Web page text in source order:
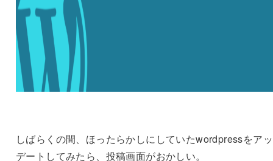
しばらくの間、ほったらかしにしていたwordpressをア
デートしてみたら、投稿画面がおかしい。